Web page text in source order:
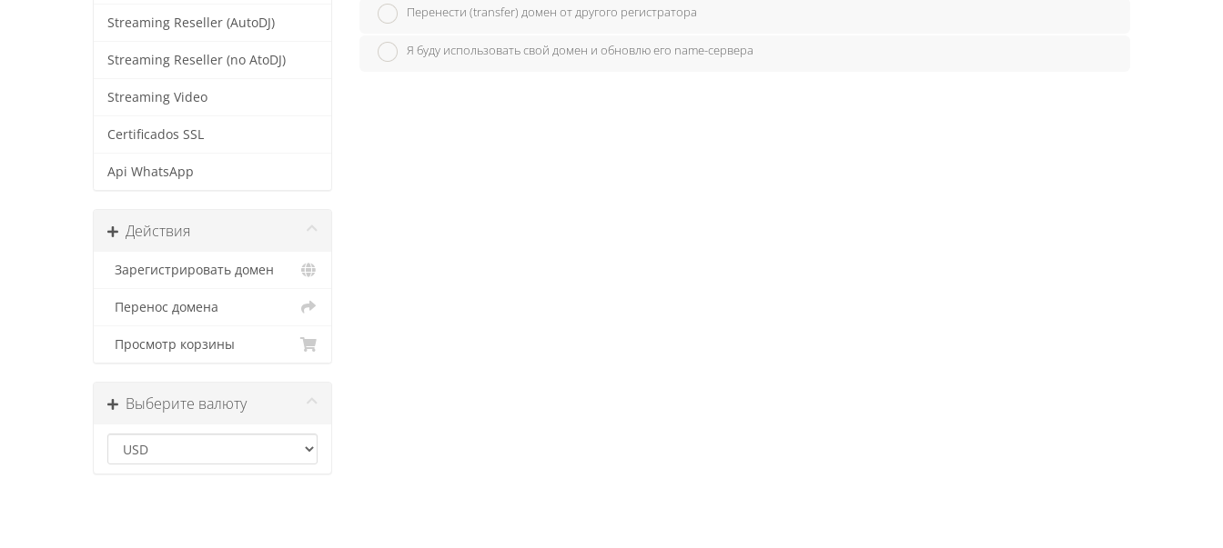
Streaming Reseller (AutoDJ)
Streaming Reseller (no AtoDJ)
Streaming Video
Certificados SSL
Api WhatsApp
Действия
Зарегистрировать домен
Перенос домена
Просмотр корзины
Выберите валюту
Перенести (transfer) домен от другого регистратора
Я буду использовать свой домен и обновлю его name-сервера